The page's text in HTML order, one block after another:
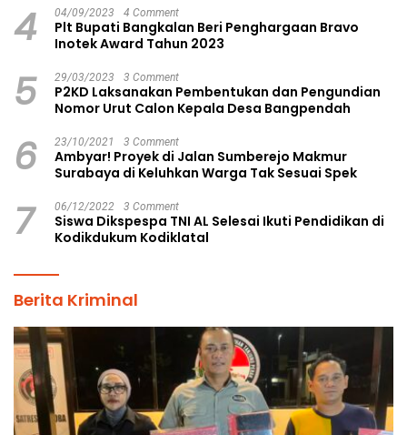
4 04/09/2023 4 Comment
Plt Bupati Bangkalan Beri Penghargaan Bravo
Inotek Award Tahun 2023
5 29/03/2023 3 Comment
P2KD Laksanakan Pembentukan dan Pengundian
Nomor Urut Calon Kepala Desa Bangpendah
6 23/10/2021 3 Comment
Ambyar! Proyek di Jalan Sumberejo Makmur
Surabaya di Keluhkan Warga Tak Sesuai Spek
7 06/12/2022 3 Comment
Siswa Dikspespa TNI AL Selesai Ikuti Pendidikan di
Kodikdukum Kodiklatal
Berita Kriminal